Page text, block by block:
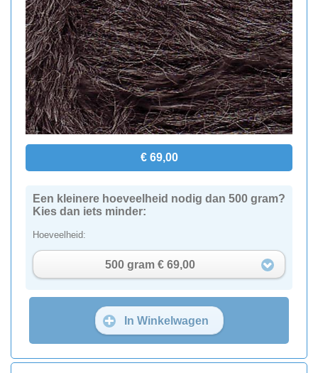
€ 69,00
Een kleinere hoeveelheid nodig dan 500 gram?
Kies dan iets minder:
Hoeveelheid:
500 gram € 69,00
In Winkelwagen